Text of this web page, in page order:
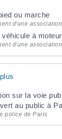
ou marche
d'une association
à moteur
d'une association
sur la voie
au public à
police de Paris